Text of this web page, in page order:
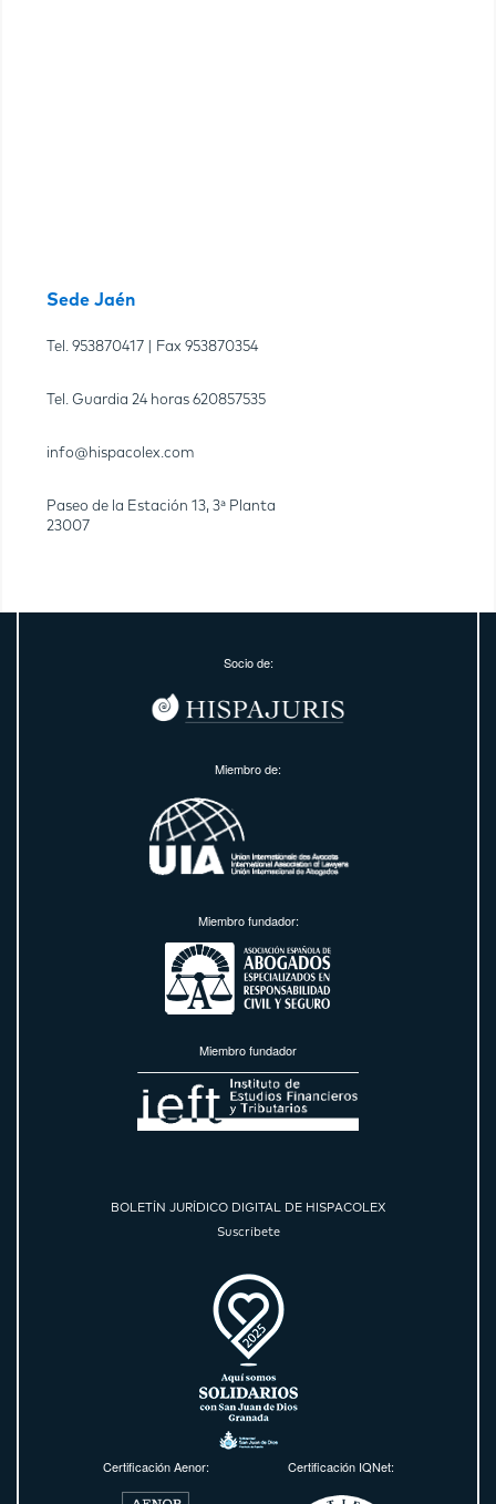
Sede Jaén
Tel. 953870417 | Fax 953870354
Tel. Guardia 24 horas 620857535
info@hispacolex.com
Paseo de la Estación 13, 3ª Planta
23007
Socio de:
Miembro de:
Miembro fundador:
Miembro fundador
BOLETÍN JURÍDICO DIGITAL DE HISPACOLEX
Suscríbete
Certificación Aenor: Certificación IQNet: